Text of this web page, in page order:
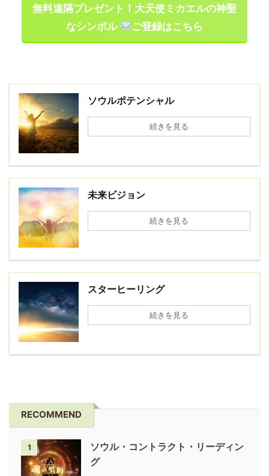
無料遠隔プレゼント！大天使ミカエルの神聖
なシンボル
ご登録はこちら
ソウルポテンシャル
続きを見る
未来ビジョン
続きを見る
スターヒーリング
続きを見る
RECOMMEND
1
ソウル・コントラクト・リーディン
グ